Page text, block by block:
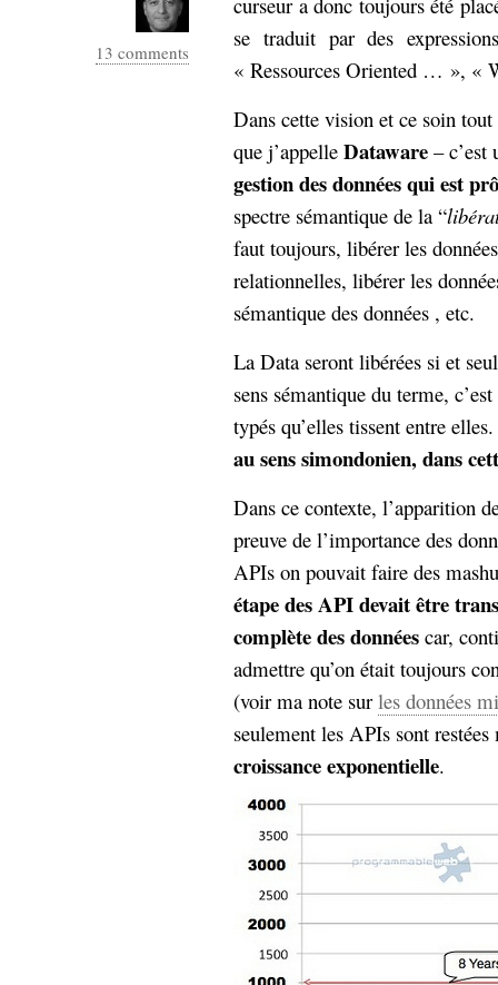
13 comments
se traduit par des
« Ressources Oriented … », «
Dans cette vision et ce soin
que j’appelle Dataware – c’est
gestion des données qui est
spectre sémantique de la “
faut toujours, libérer les
relationnelles, libérer les
sémantique des données , etc.
La Data seront libérées si et
sens sémantique du terme,
typés qu’elles tissent entre elles.
au sens simondonien, dans
Dans ce contexte, l’apparition
preuve de l’importance des
APIs on pouvait faire des
étape des API devait être
complète des données car,
admettre qu’on était toujours
(voir ma note sur les données
seulement les APIs sont
croissance exponentielle.